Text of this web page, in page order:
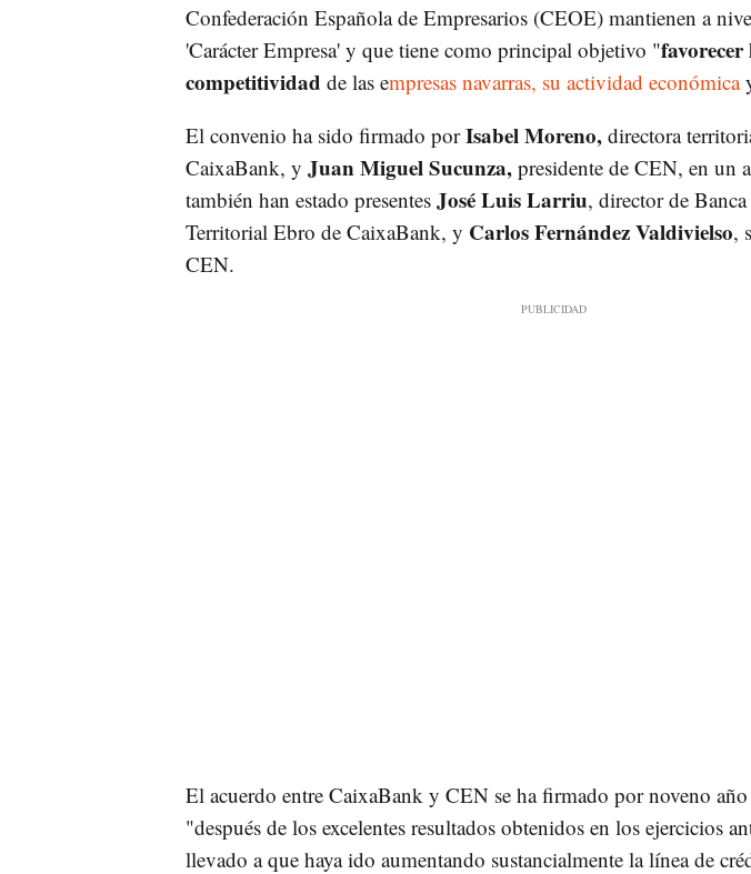
Confederación Española de Empresarios (CEOE) mantienen a
'Carácter Empresa' y que tiene como principal objetivo "
competitividad de las empresas navarras, su actividad económica
El convenio ha sido firmado porIsabel Moreno,directora
CaixaBank, y Juan Miguel Sucunza,presidente de CEN, en un
también han estado presentes José Luis Larriu, director de
Territorial Ebro de CaixaBank, y Carlos Fernández Valdivielso,
CEN.
El acuerdo entre CaixaBank y CEN se ha firmado por noveno
"después de los excelentes resultados obtenidos en los ejercicios
llevado a que haya ido aumentando sustancialmente la línea de